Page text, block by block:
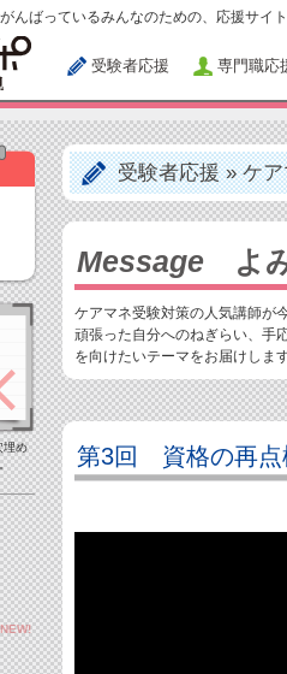
んばっているみんなのための、応援サイト
受験者応援 専門職応
埋め
NEW!
受験者応援»ケ
Messageよみ
ケアマネ受験対策の人気講師が
頑張った自分へのねぎらい、手
を向けたいテーマをお届けします
第3回 資格の再点